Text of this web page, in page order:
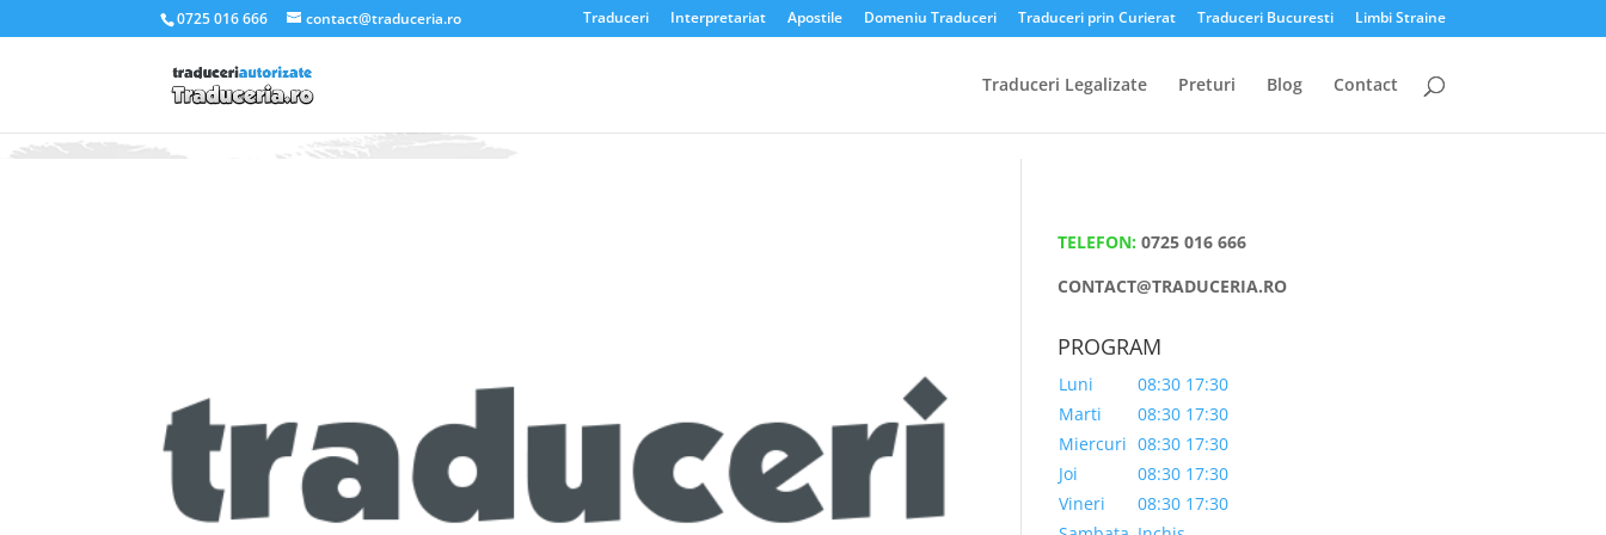
.et_pb_slider_container_inner { padding:0; }
0725 016 666 contact@traduceria.ro Traduceri Interpretariat Apostile Domeniu Traduceri Traduceri prin Curierat Traduceri Bucuresti Limbi Straine
Traduceri Legalizate Preturi Blog Contact
TELEFON: 0725 016 666
CONTACT@TRADUCERIA.RO
PROGRAM
Luni
08:30 17:30
Marti
08:30 17:30
Miercuri 08:30 17:30
Joi
08:30 17:30
Vineri
08:30 17:30